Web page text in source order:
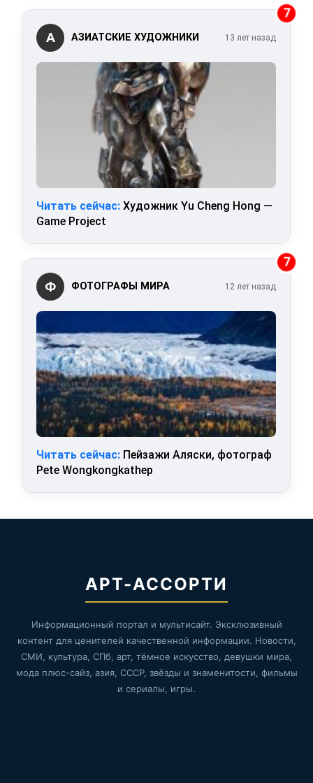
7
А АЗИАТСКИЕ ХУДОЖНИКИ 13 лет назад
Читать сейчас: Художник Yu Cheng Hong —
Game Project
7
Ф ФОТОГРАФЫ МИРА 12 лет назад
Читать сейчас: Пейзажи Аляски, фотограф
Pete Wongkongkathep
АРТ-АССОРТИ
Информационный портал и мультисайт. Эксклюзивный
контент для ценителей качественной информации. Новости,
СМИ, культура, СПб, арт, тёмное искусство, девушки мира,
мода плюс-сайз, азия, СССР, звёзды и знаменитости, фильмы
и сериалы, игры.